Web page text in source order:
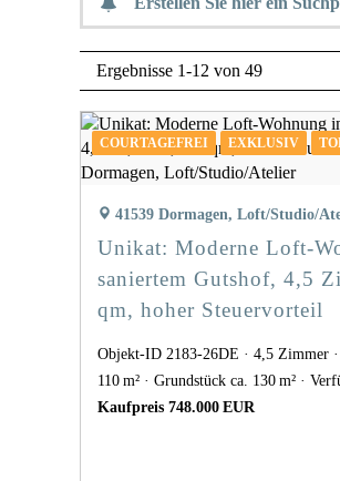
Ergebnisse 1-12 von 49
COURTAGEFREI EXKLUSIV
41539 Dormagen, Loft/Studio/
Unikat: Moderne Loft-
saniertem Gutshof, 4,5
qm, hoher Steuervorteil
Objekt-ID 2183-26DE 4,5 Zimmer
110 m²
Grund­stück ca. 130 m²
Kaufpreis 748.000 EUR